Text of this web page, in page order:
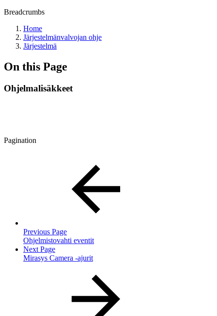
Breadcrumbs
Home
Järjestelmänvalvojan ohje
Järjestelmä
On this Page
Ohjelmalisäkkeet
Pagination
Previous Page
Ohjelmistovahti eventit
Next Page
Mirasys Camera -ajurit